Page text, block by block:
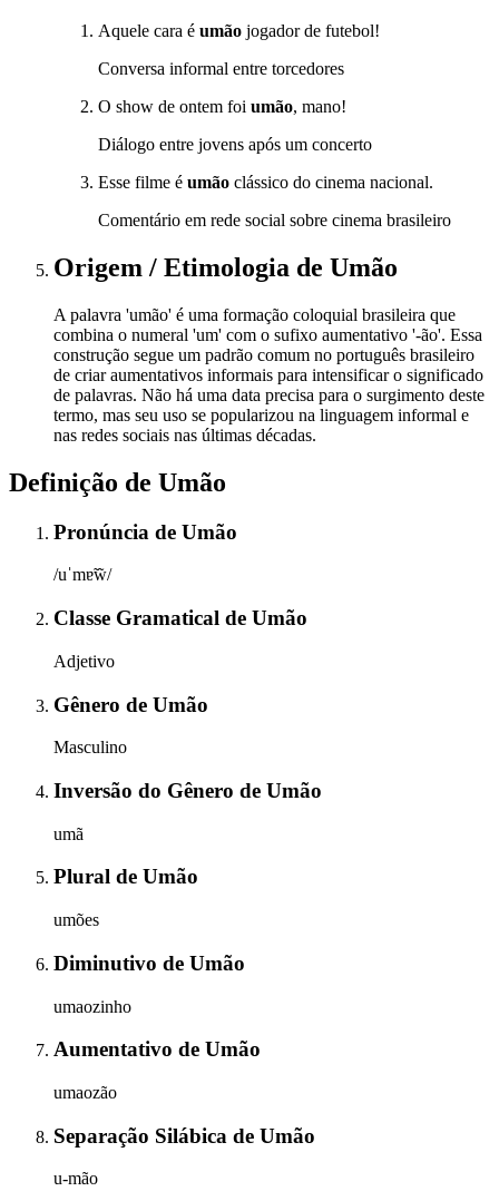
Aquele cara é umão jogador de futebol!
Conversa informal entre torcedores
O show de ontem foi umão, mano!
Diálogo entre jovens após um concerto
Esse filme é umão clássico do cinema nacional.
Comentário em rede social sobre cinema brasileiro
Origem / Etimologia de Umão
A palavra 'umão' é uma formação coloquial brasileira que
combina o numeral 'um' com o sufixo aumentativo '-ão'. Essa
construção segue um padrão comum no português brasileiro
de criar aumentativos informais para intensificar o significado
de palavras. Não há uma data precisa para o surgimento deste
termo, mas seu uso se popularizou na linguagem informal e
nas redes sociais nas últimas décadas.
Definição de Umão
Pronúncia de Umão
/uˈmɐ̃w̃/
Classe Gramatical de Umão
Adjetivo
Gênero de Umão
Masculino
Inversão do Gênero de Umão
umã
Plural de Umão
umões
Diminutivo de Umão
umaozinho
Aumentativo de Umão
umaozão
Separação Silábica de Umão
u-mão